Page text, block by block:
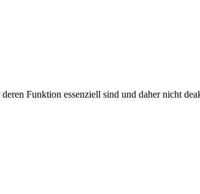
Funktion essenziell sind und daher nicht